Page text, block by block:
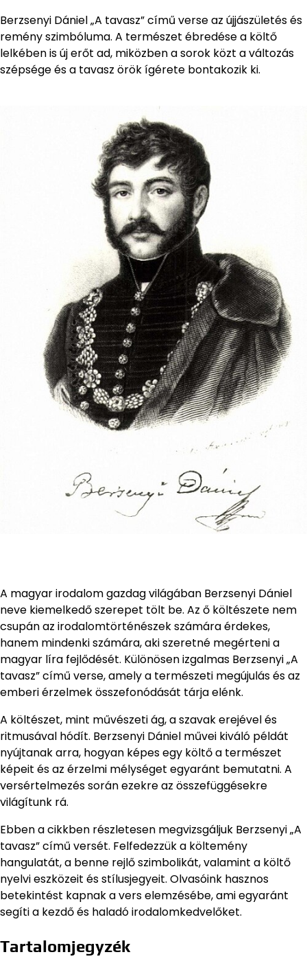
Berzsenyi Dániel „A tavasz” című verse az újjászületés és
remény szimbóluma. A természet ébredése a költő
lelkében is új erőt ad, miközben a sorok közt a változás
szépsége és a tavasz örök ígérete bontakozik ki.
A magyar irodalom gazdag világában Berzsenyi Dániel
neve kiemelkedő szerepet tölt be. Az ő költészete nem
csupán az irodalomtörténészek számára érdekes,
hanem mindenki számára, aki szeretné megérteni a
magyar líra fejlődését. Különösen izgalmas Berzsenyi „A
tavasz” című verse, amely a természeti megújulás és az
emberi érzelmek összefonódását tárja elénk.
A költészet, mint művészeti ág, a szavak erejével és
ritmusával hódít. Berzsenyi Dániel művei kiváló példát
nyújtanak arra, hogyan képes egy költő a természet
képeit és az érzelmi mélységet egyaránt bemutatni. A
versértelmezés során ezekre az összefüggésekre
világítunk rá.
Ebben a cikkben részletesen megvizsgáljuk Berzsenyi „A
tavasz” című versét. Felfedezzük a költemény
hangulatát, a benne rejlő szimbolikát, valamint a költő
nyelvi eszközeit és stílusjegyeit. Olvasóink hasznos
betekintést kapnak a vers elemzésébe, ami egyaránt
segíti a kezdő és haladó irodalomkedvelőket.
Tartalomjegyzék